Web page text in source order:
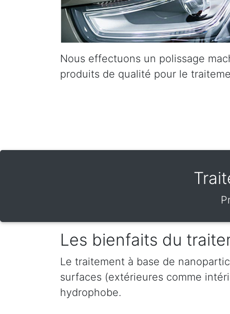
Nous effectuons un polissage
produits de qualité pour le
Les bienfaits du
Le traitement à base de
surfaces (extérieures comme
hydrophobe.